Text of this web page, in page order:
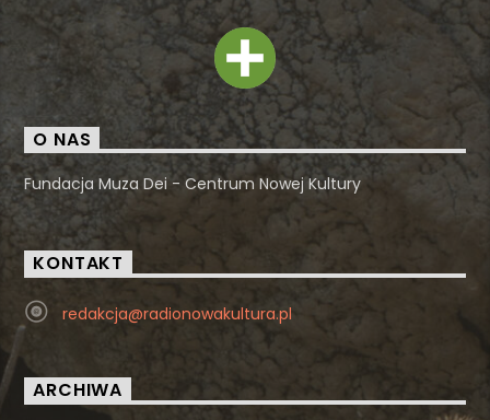
O NAS
Fundacja Muza Dei - Centrum Nowej Kultury
KONTAKT
redakcja@radionowakultura.pl
ARCHIWA